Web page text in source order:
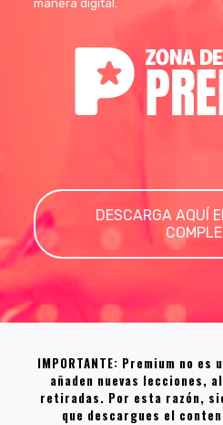
manera digital.
DESCARGA AQUÍ
IMPORTANTE: Premium no
añaden nuevas lecciones,
retiradas. Por esta razón,
que descargues el